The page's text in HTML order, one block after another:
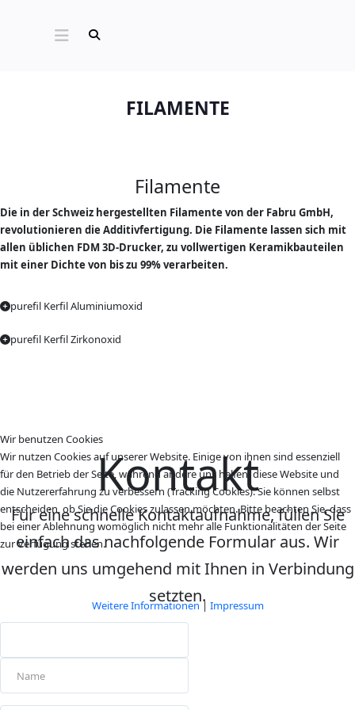
FILAMENTE
Filamente
Die in der Schweiz hergestellten Filamente von der Fabru GmbH,
revolutionieren die Additivfertigung. Die Filamente lassen sich mit
allen üblichen FDM 3D-Drucker, zu vollwertigen Keramikbauteilen
mit einer Dichte von bis zu 99% verarbeiten.
purefil Kerfil Aluminiumoxid
purefil Kerfil Zirkonoxid
Kontakt
Für eine schnelle Kontaktaufnahme, füllen Sie
einfach das nachfolgende Formular aus. Wir
werden uns umgehend mit Ihnen in Verbindung
setzten.
Wir benutzen Cookies
Wir nutzen Cookies auf unserer Website. Einige von ihnen sind essenziell
für den Betrieb der Seite, während andere uns helfen, diese Website und
die Nutzererfahrung zu verbessern (Tracking Cookies). Sie können selbst
entscheiden, ob Sie die Cookies zulassen möchten. Bitte beachten Sie, dass
bei einer Ablehnung womöglich nicht mehr alle Funktionalitäten der Seite
zur Verfügung stehen.
Ablehnen
Weitere Informationen| Impressum